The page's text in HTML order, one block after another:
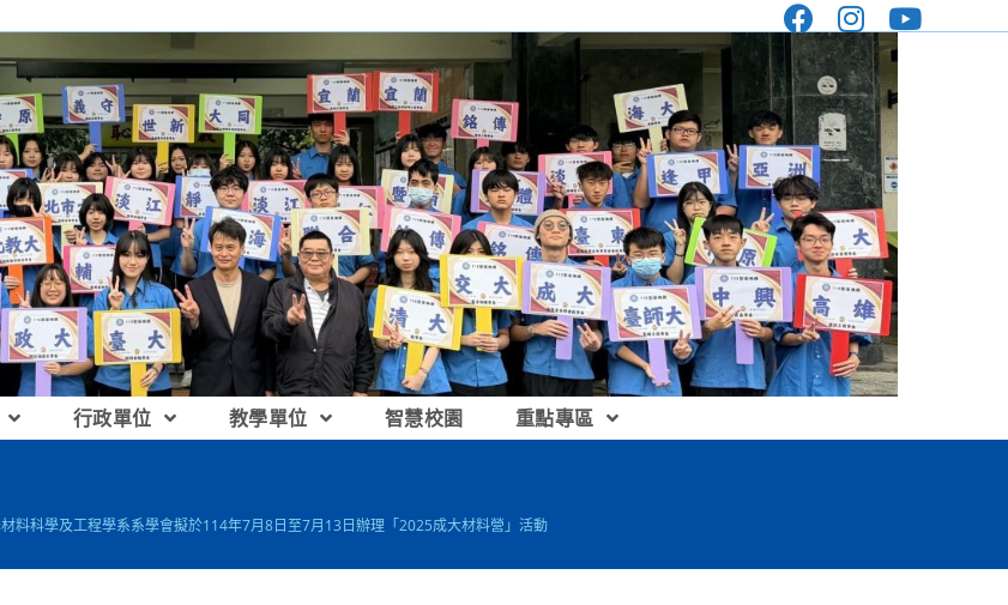
行政單位 教學單位 智慧校園 重點專區
料科學及工程學系系學會擬於114年7月8日至7月13日辦理「2025成大材料營」活動